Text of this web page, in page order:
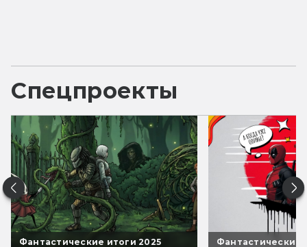
Спецпроекты
Фантастические итоги 2025 Фантастические